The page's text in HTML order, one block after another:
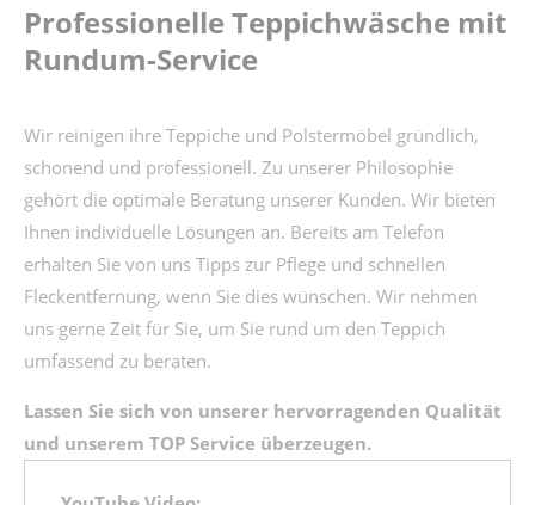
Professionelle Teppichwäsche mit
Rundum-Service
Wir reinigen ihre Teppiche und Polstermöbel gründlich,
schonend und professionell. Zu unserer Philosophie
gehört die optimale Beratung unserer Kunden. Wir bieten
Ihnen individuelle Lösungen an. Bereits am Telefon
erhalten Sie von uns Tipps zur Pflege und schnellen
Fleckentfernung, wenn Sie dies wünschen. Wir nehmen
uns gerne Zeit für Sie, um Sie rund um den Teppich
umfassend zu beraten.
Lassen Sie sich von unserer hervorragenden Qualität
und unserem TOP Service überzeugen.